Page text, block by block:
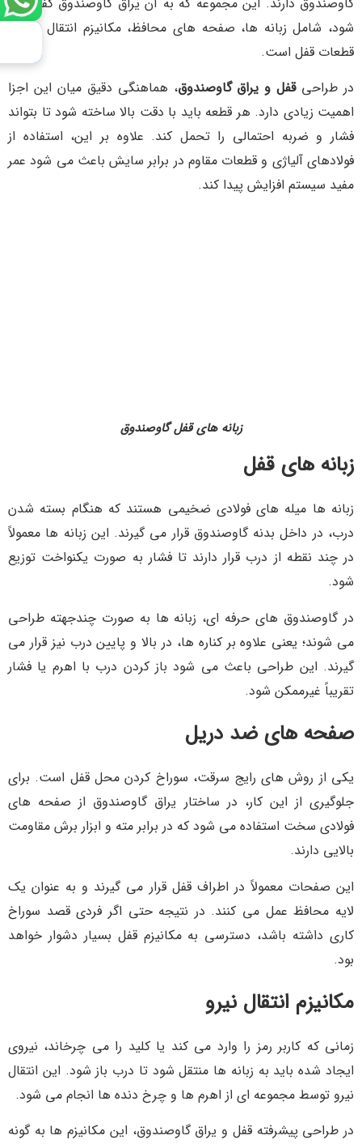
شود، شامل زبانه ها، صفحه های محافظ، مکانیزم انتقال نیرو و
قطعات قفل است.
در طراحیقفل و یراق گاوصندوق، هماهنگی دقیق میان این اجزا
اهمیت زیادی دارد. هر قطعه باید با دقت بالا ساخته شود تا بتواند
فشار و ضربه احتمالی را تحمل کند. علاوه بر این، استفاده از
فولادهای آلیاژی و قطعات مقاوم در برابر سایش باعث می شود عمر
مفید سیستم افزایش پیدا کند.
زبانه های قفل گاوصندوق
زبانه های قفل
زبانه ها میله های فولادی ضخیمی هستند که هنگام بسته شدن
درب، در داخل بدنه گاوصندوق قرار می گیرند. این زبانه ها معمولاً
در چند نقطه از درب قرار دارند تا فشار به صورت یکنواخت توزیع
شود.
در گاوصندوق های حرفه ای، زبانه ها به صورت چندجهته طراحی
می شوند؛ یعنی علاوه بر کناره ها، در بالا و پایین درب نیز قرار می
گیرند. این طراحی باعث می شود باز کردن درب با اهرم یا فشار
تقریباً غیرممکن شود.
صفحه های ضد دریل
یکی از روش های رایج سرقت، سوراخ کردن محل قفل است. برای
جلوگیری از این کار، در ساختار یراق گاوصندوق از صفحه های
فولادی سخت استفاده می شود که در برابر مته و ابزار برش مقاومت
بالایی دارند.
این صفحات معمولاً در اطراف قفل قرار می گیرند و به عنوان یک
لایه محافظ عمل می کنند. در نتیجه حتی اگر فردی قصد سوراخ
کاری داشته باشد، دسترسی به مکانیزم قفل بسیار دشوار خواهد
بود.
مکانیزم انتقال نیرو
زمانی که کاربر رمز را وارد می کند یا کلید را می چرخاند، نیروی
ایجاد شده باید به زبانه ها منتقل شود تا درب باز شود. این انتقال
نیرو توسط مجموعه ای از اهرم ها و چرخ دنده ها انجام می شود.
در طراحی پیشرفته قفل و یراق گاوصندوق، این مکانیزم ها به گونه